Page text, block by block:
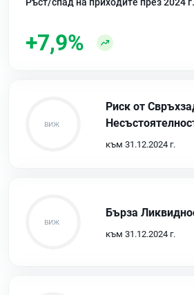
Ръст/спад на приходите през 2024 г.
+7,9%
Риск от
към 31.12.2024 г.
Бърза
към 31.12.2024 г.